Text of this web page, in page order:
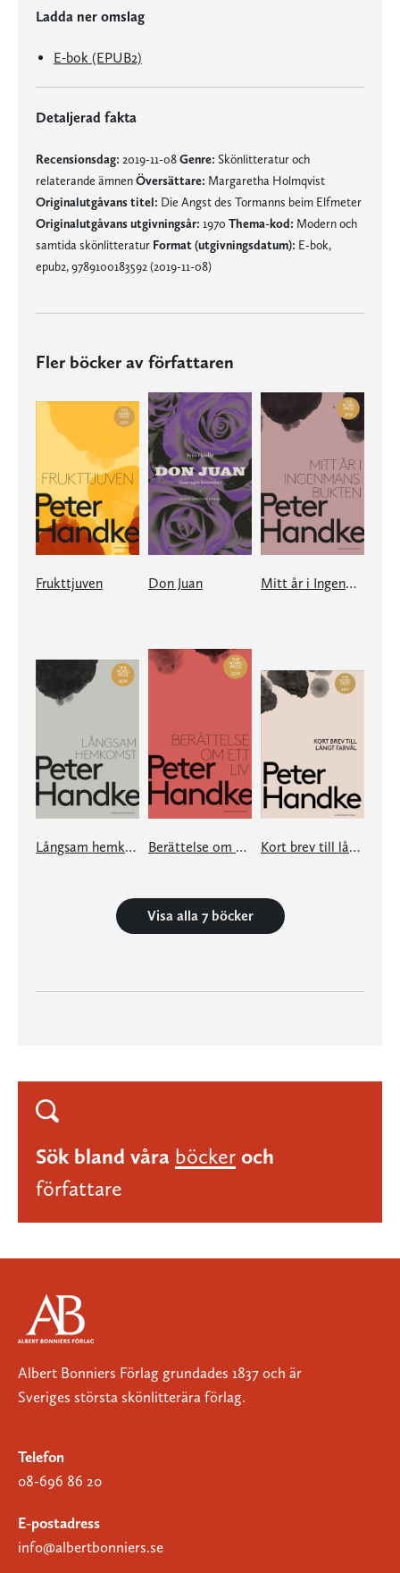
Ladda ner omslag
E-bok (EPUB2)
Detaljerad fakta
Recensionsdag: 2019-11-08Genre: Skönlitteratur och
relaterande ämnenÖversättare: Margaretha Holmqvist
Originalutgåvans titel: Die Angst des Tormanns beim Elfmeter
Originalutgåvans utgivningsår: 1970 Thema-kod: Modern och
samtida skönlitteratur Format (utgivningsdatum): E-bok,
epub2, 9789100183592 (2019-11-08)
Fler böcker av författaren
Frukttjuven Don Juan Mitt år i Ingenmansbukten
Långsam hemkomst Berättelse om ett liv Kort brev till långt farväl
Visa alla 7 böcker
Sök bland våra böcker och
författare
Albert Bonniers Förlag grundades 1837 och är
Sveriges största skönlitterära förlag.
Telefon
08-696 86 20
E-postadress
info@albertbonniers.se